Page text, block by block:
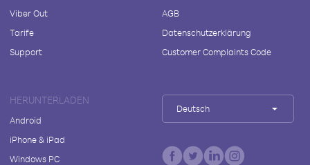
Viber Out
Tarife
Support
AGB
Datenschutzerklärung
Customer Complaints Code
HERUNTERLADEN
Android
iPhone & iPad
Windows PC
Deutsch